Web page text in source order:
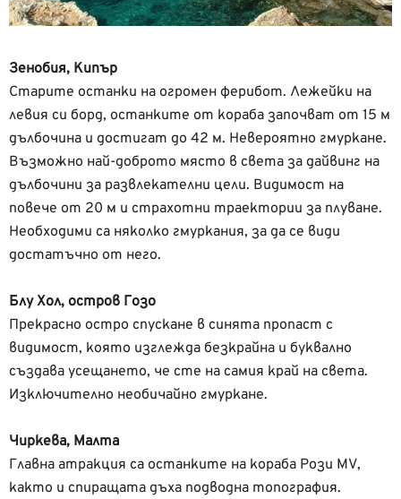
Зенобия, Кипър
Старите останки на огромен ферибот. Лежейки на
левия си борд, останките от кораба започват от 15 м
дълбочина и достигат до 42 м. Невероятно гмуркане.
Възможно най-доброто място в света за дайвинг на
дълбочини за развлекателни цели. Видимост на
повече от 20 м и страхотни траектории за плуване.
Необходими са няколко гмуркания, за да се види
достатъчно от него.
Блу Хол, остров Гозо
Прекрасно остро спускане в синята пропаст с
видимост, която изглежда безкрайна и буквално
създава усещането, че сте на самия край на света.
Изключително необичайно гмуркане.
Чиркева, Малта
Главна атракция са останките на кораба Рози MV,
както и спиращата дъха подводна топография.